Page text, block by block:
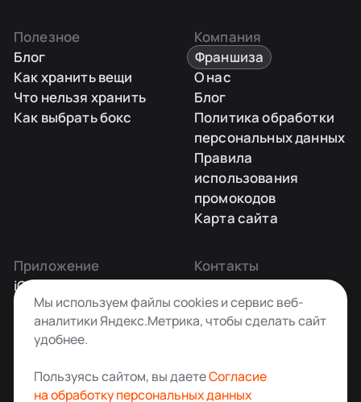
Полезное
Блог
Как хранить вещи
Что нельзя хранить
Как выбрать бокс
Компания
Франшиза
О нас
Блог
Политика обработки
персональных данных
Правила
использования
промокодов
Карта сайта
Приложение
iOS
Android
Контакты
Заказать звонок
+7 495 181-55-45
info@kladovkin.ru
Мы используем файлы cookies и сервис веб-
аналитики Яндекс.Метрика, чтобы сделать сайт
удобнее.
Пользуясь сайтом, вы даетеСогласие
на обработку персональных данных